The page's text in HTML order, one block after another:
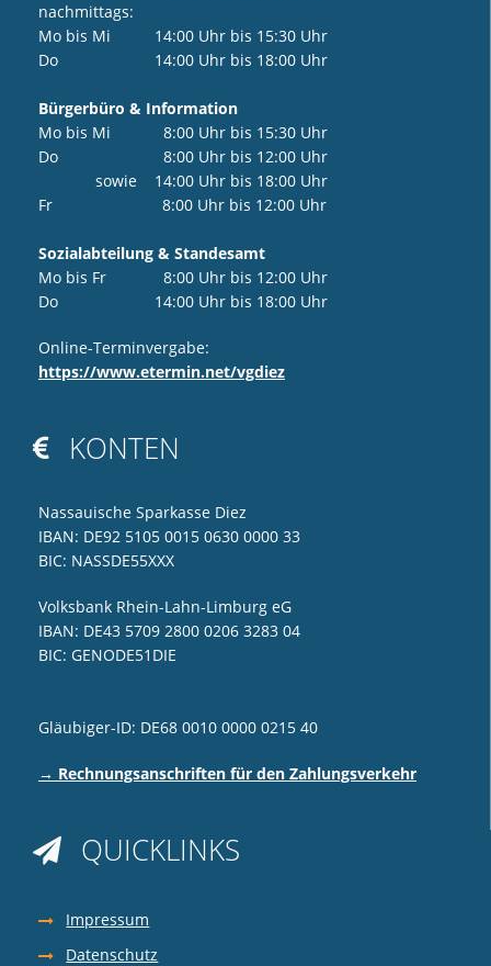
nachmittags:
Mo bis Mi 14:00 Uhr bis 15:30 Uhr
Do 14:00 Uhr bis 18:00 Uhr
Bürgerbüro & Information
Mo bis Mi 8:00 Uhr bis 15:30 Uhr
Do 8:00 Uhr bis 12:00 Uhr
sowie 14:00 Uhr bis 18:00 Uhr
Fr 8:00 Uhr bis 12:00 Uhr
Sozialabteilung & Standesamt
Mo bis Fr 8:00 Uhr bis 12:00 Uhr
Do 14:00 Uhr bis 18:00 Uhr
Online-Terminvergabe:
https://www.etermin.net/vgdiez
 KONTEN
Nassauische Sparkasse Diez
IBAN: DE92 5105 0015 0630 0000 33
BIC: NASSDE55XXX
Volksbank Rhein-Lahn-Limburg eG
IBAN: DE43 5709 2800 0206 3283 04
BIC: GENODE51DIE
Gläubiger-ID: DE68 0010 0000 0215 40
→ Rechnungsanschriften für den Zahlungsverkehr
 QUICKLINKS
Impressum
Datenschutz